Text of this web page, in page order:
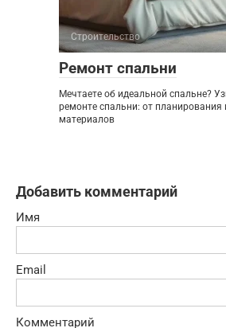
Строительство
Ремонт спальни
Мечтаете об идеальной спальне?
ремонте спальни: от планирования
материалов
Добавить комментарий
Имя
Email
Комментарий